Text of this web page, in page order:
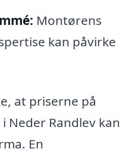
Montørens
kan påvirke
at priserne på
Neder Randlev kan
En